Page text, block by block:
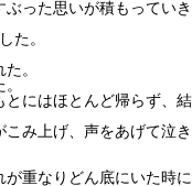
った思いが積もっていき
た。
。
とにはほとんど帰らず、結
み上げ、声をあげて泣き
重なりどん底にいた時に